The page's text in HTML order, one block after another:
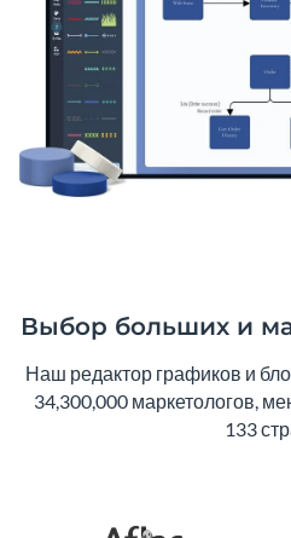
Выбор больших и
Наш редактор графиков и
34,300,000 маркетологов,
133